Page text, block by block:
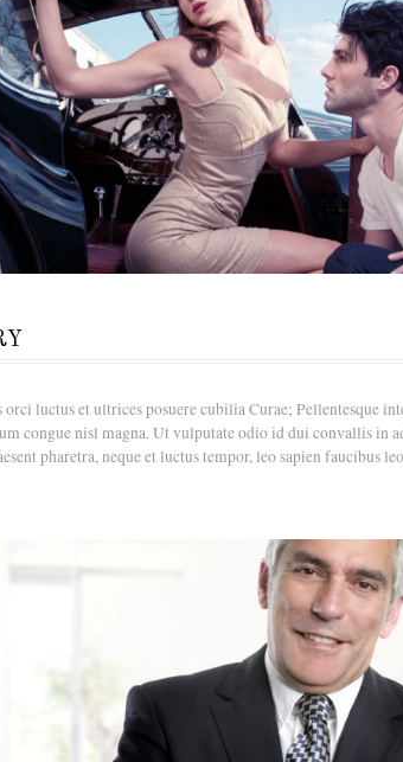
luctus et ultrices posuere cubilia Curae; Pellentesque
congue nisl magna. Ut vulputate odio id dui convallis in
pharetra, neque et luctus tempor, leo sapien faucibus